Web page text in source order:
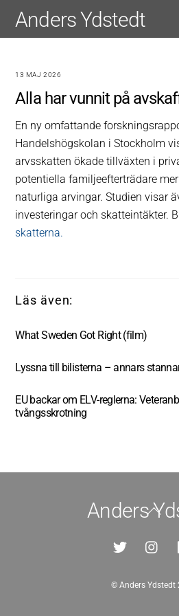
Anders Ydstedt
13 MAJ 2026
Alla har vunnit på
En ny omfattande
Handelshögskolan i Stockholm
arvsskatten ökade tillväxten i
potentiella familjeefterträdare
naturliga arvingar. Studien visar
investeringar och skatteintäkter.
skatterna.
What Sweden Got Right (film)
Lyssna till bilisterna – annars
EU backar om ELV-reglerna:
tvångsskrotning
Back
Top
Anders
© Anders Ydstedt